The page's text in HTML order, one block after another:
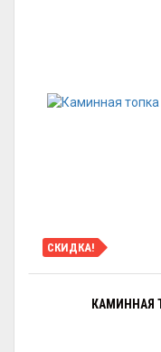
СКИДКА!
КАМИННАЯ